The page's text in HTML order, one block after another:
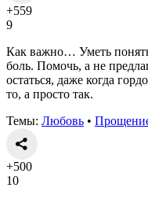
+559
9
Как важно… Уметь
боль. Помочь, а не
остаться, даже когда
то, а просто так.
Темы: Любовь •
+500
10